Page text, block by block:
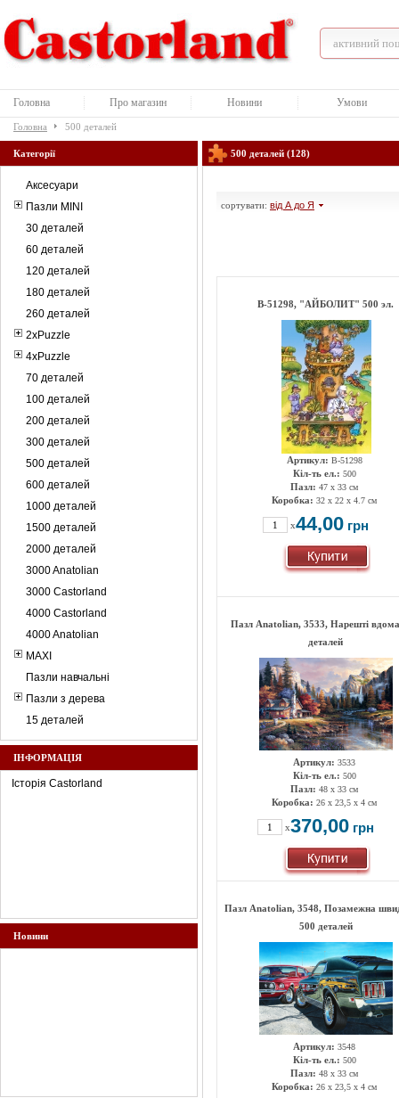
Головна Про магазин Новини Умови
Головна 500 деталей
Категорії
Аксесуари
Пазли MINI
30 деталей
60 деталей
120 деталей
180 деталей
260 деталей
2xPuzzle
4xPuzzle
70 деталей
100 деталей
200 деталей
300 деталей
500 деталей
600 деталей
1000 деталей
1500 деталей
2000 деталей
3000 Anatolian
3000 Castorland
4000 Castorland
4000 Anatolian
MAXI
Пазли навчальні
Пазли з дерева
15 деталей
ІНФОРМАЦІЯ
Історія Castorland
Новини
500 деталей (128)
сортувати: від А до Я
В-51298, "АЙБОЛИТ" 500 эл.
Артикул: В-51298
Кіл-ть ел.: 500
Пазл: 47 х 33 см
Коробка: 32 x 22 x 4.7 см
x44,00 грн
Пазл Anatolian, 3533, Нарешті
деталей
Артикул: 3533
Кіл-ть ел.: 500
Пазл: 48 х 33 см
Коробка: 26 х 23,5 х 4 см
x370,00 грн
Пазл Anatolian, 3548, Позамежна
500 деталей
Артикул: 3548
Кіл-ть ел.: 500
Пазл: 48 х 33 см
Коробка: 26 х 23,5 х 4 см